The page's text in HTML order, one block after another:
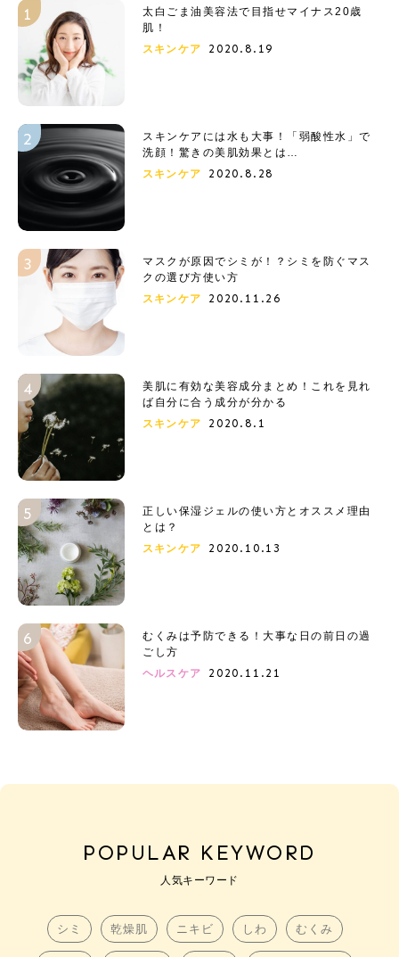
太白ごま油美容法で目指せマイナス20歳
肌！
スキンケア
2020.8.19
スキンケアには水も大事！「弱酸性水」で
洗顔！驚きの美肌効果とは…
スキンケア
2020.8.28
マスクが原因でシミが！？シミを防ぐマス
クの選び方使い方
スキンケア
2020.11.26
美肌に有効な美容成分まとめ！これを見れ
ば自分に合う成分が分かる
スキンケア
2020.8.1
正しい保湿ジェルの使い方とオススメ理由
とは？
スキンケア
2020.10.13
むくみは予防できる！大事な日の前日の過
ごし方
ヘルスケア
2020.11.21
POPULAR KEYWORD
人気キーワード
シミ 乾燥肌 ニキビ しわ むくみ